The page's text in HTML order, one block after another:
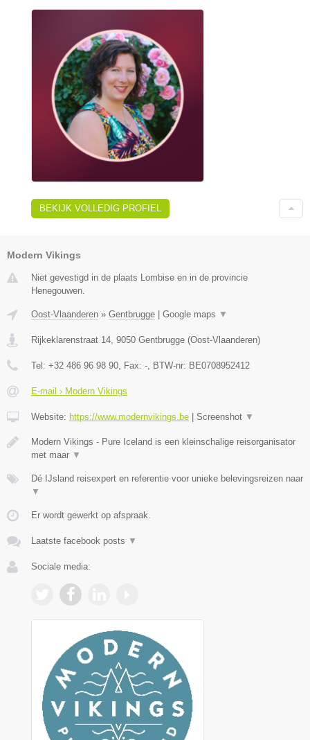
BEKIJK VOLLEDIG PROFIEL
Modern Vikings
Niet gevestigd in de plaats Lombise en in de provincie
Henegouwen.
Oost-Vlaanderen » Gentbrugge Google maps ▼
Rijkeklarenstraat 14, 9050 Gentbrugge (Oost-Vlaanderen)
Tel: +32 486 96 98 90, Fax: -, BTW-nr: BE0708952412
E-mail › Modern Vikings
Website: https://www.modernvikings.be Screenshot ▼
Modern Vikings - Pure Iceland is een kleinschalige reisorganisator
met maar ▼
Dé IJsland reisexpert en referentie voor unieke belevingsreizen naar
▼
Er wordt gewerkt op afspraak.
Laatste facebook posts ▼
Sociale media: